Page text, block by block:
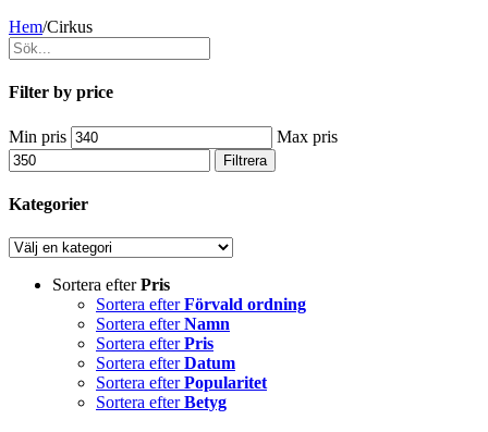
Hem/Cirkus
Filter by price
Min pris Max pris
Filtrera
Kategorier
Sortera efterPris
Sortera efterFörvald ordning
Sortera efterNamn
Sortera efterPris
Sortera efterDatum
Sortera efterPopularitet
Sortera efterBetyg